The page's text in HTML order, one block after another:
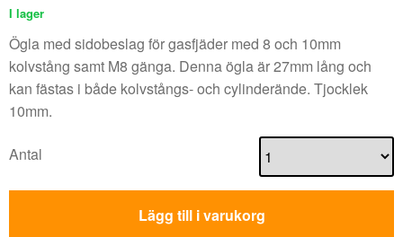
I lager
Ögla med sidobeslag för gasfjäder med 8 och 10mm
kolvstång samt M8 gänga. Denna ögla är 27mm lång och
kan fästas i både kolvstångs- och cylinderände. Tjocklek
10mm.
Antal
Lägg till i varukorg